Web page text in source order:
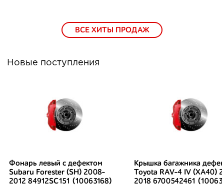
ВСЕ ХИТЫ ПРОДАЖ
Новые поступления
Фонарь левый с дефектом
Subaru Forester (SH) 2008-
2012 84912SC151 (10063168)
Крышка багажника
Toyota RAV-4 IV (XA40)
2018 6700542461